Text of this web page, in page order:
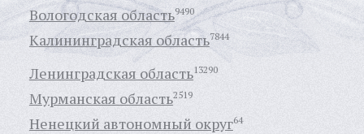
Вологодская область9490
Калининградская область7844
Ленинградская область13290
Мурманская область2519
Ненецкий автономный округ64